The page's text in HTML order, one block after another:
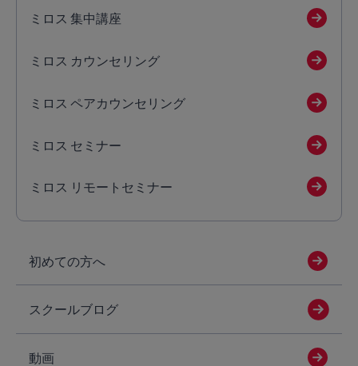
ミロス 集中講座
ミロス カウンセリング
ミロス ペアカウンセリング
ミロス セミナー
ミロス リモートセミナー
初めての方へ
スクールブログ
動画